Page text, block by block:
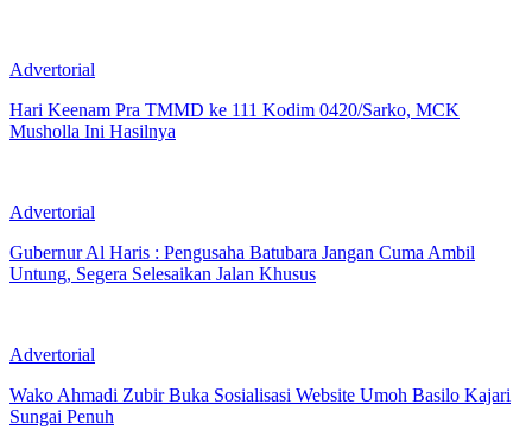
Advertorial
Hari Keenam Pra TMMD ke 111 Kodim 0420/Sarko, MCK
Musholla Ini Hasilnya
Advertorial
Gubernur Al Haris : Pengusaha Batubara Jangan Cuma Ambil
Untung, Segera Selesaikan Jalan Khusus
Advertorial
Wako Ahmadi Zubir Buka Sosialisasi Website Umoh Basilo Kajari
Sungai Penuh